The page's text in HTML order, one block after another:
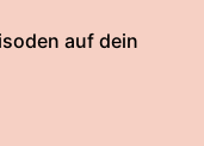
auf dein